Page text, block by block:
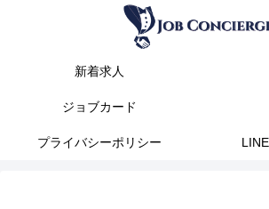
新着求人
ジョブカード
プライバシーポリシー